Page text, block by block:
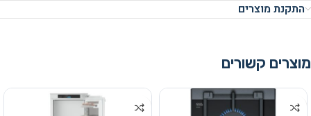
התקנת מוצרים
מוצרים קשורים